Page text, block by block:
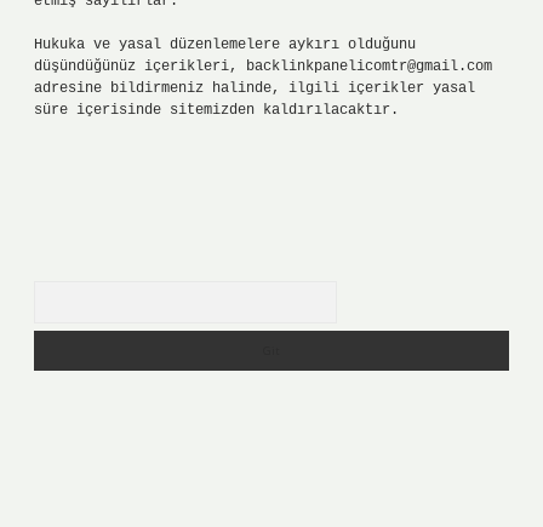
Hukuka ve yasal düzenlemelere aykırı olduğunu
düşündüğünüz içerikleri, backlinkpanelicomtr@gmail.com
adresine bildirmeniz halinde, ilgili içerikler yasal
süre içerisinde sitemizden kaldırılacaktır.